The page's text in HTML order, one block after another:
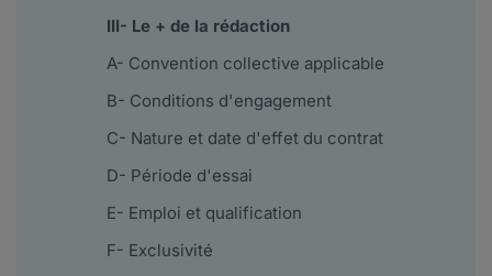
III- Le + de la rédaction
A- Convention collective applicable
B- Conditions d'engagement
C- Nature et date d'effet du contrat
D- Période d'essai
E- Emploi et qualification
F- Exclusivité